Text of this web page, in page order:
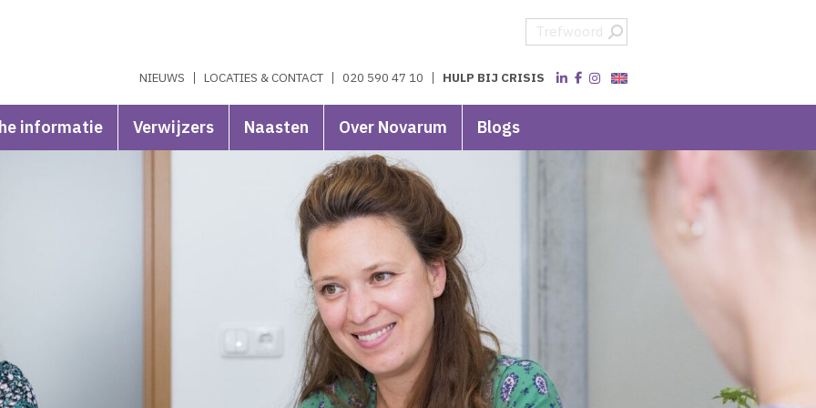
NIEUWS LOCATIES & CONTACT 020 590 47 10 HULP BIJ CRISIS
informatie Verwijzers Naasten Over Novarum Blogs